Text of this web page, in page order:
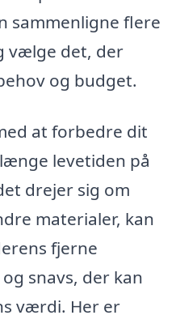
sammenligne flere
vælge det, der
og budget.
at forbedre dit
levetiden på
drejer sig om
materialer, kan
fjerne
snavs, der kan
værdi. Her er